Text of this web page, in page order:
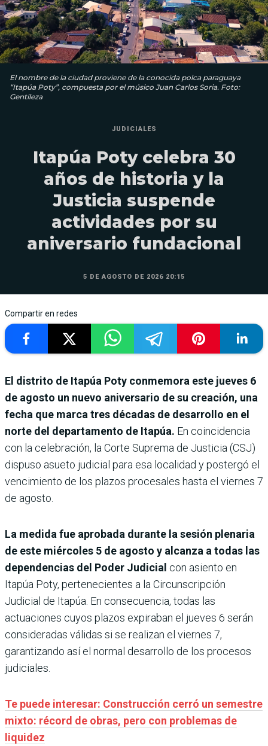
El nombre de la ciudad proviene de la conocida polca paraguaya
“Itapúa Poty”, compuesta por el músico Juan Carlos Soria. Foto:
Gentileza
JUDICIALES
Itapúa Poty celebra 30
años de historia y la
Justicia suspende
actividades por su
aniversario fundacional
5 DE AGOSTO DE 2026 20:15
Compartir en redes
El distrito de Itapúa Poty conmemora este jueves 6
de agosto un nuevo aniversario de su creación, una
fecha que marca tres décadas de desarrollo en el
norte del departamento de Itapúa. En coincidencia
con la celebración, la Corte Suprema de Justicia (CSJ)
dispuso asueto judicial para esa localidad y postergó el
vencimiento de los plazos procesales hasta el viernes 7
de agosto.
La medida fue aprobada durante la sesión plenaria
de este miércoles 5 de agosto y alcanza a todas las
dependencias del Poder Judicial con asiento en
Itapúa Poty, pertenecientes a la Circunscripción
Judicial de Itapúa. En consecuencia, todas las
actuaciones cuyos plazos expiraban el jueves 6 serán
consideradas válidas si se realizan el viernes 7,
garantizando así el normal desarrollo de los procesos
judiciales.
Te puede interesar: Construcción cerró un semestre
mixto: récord de obras, pero con problemas de
liquidez